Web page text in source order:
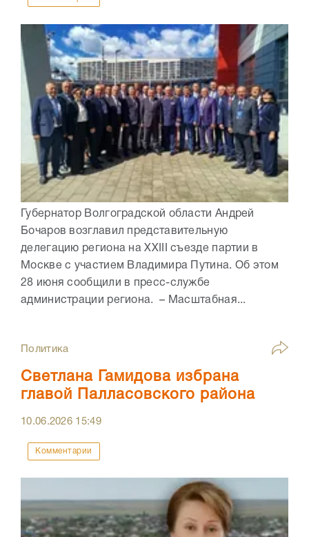
Губернатор Волгоградской области Андрей
Бочаров возглавил представительную
делегацию региона на XXIII съезде партии в
Москве с участием Владимира Путина. Об этом
28 июня сообщили в пресс-службе
администрации региона. – Масштабная...
Политика
Светлана Гамидова избрана
главой Палласовского района
10.06.2026 15:49
Комментарии